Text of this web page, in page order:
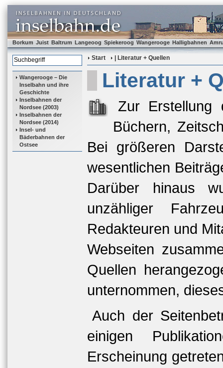
Borkum Juist Baltrum Langeoog Spiekeroog Wangerooge Halligbahnen
Wangerooge – Die
Inselbahn und ihre
Geschichte
Inselbahnen der
Nordsee (2003)
Inselbahnen der
Nordsee (2014)
Insel- und
Bäderbahnen der
Ostsee
Start | Literatur + Quellen
Literatur +
Zur Erstellung
Büchern,
Bei größeren
wesentlichen
Darüber hinaus
unzähliger
Redakteuren und
Webseiten
Quellen
unternommen,
Auch der
einigen
Erscheinung